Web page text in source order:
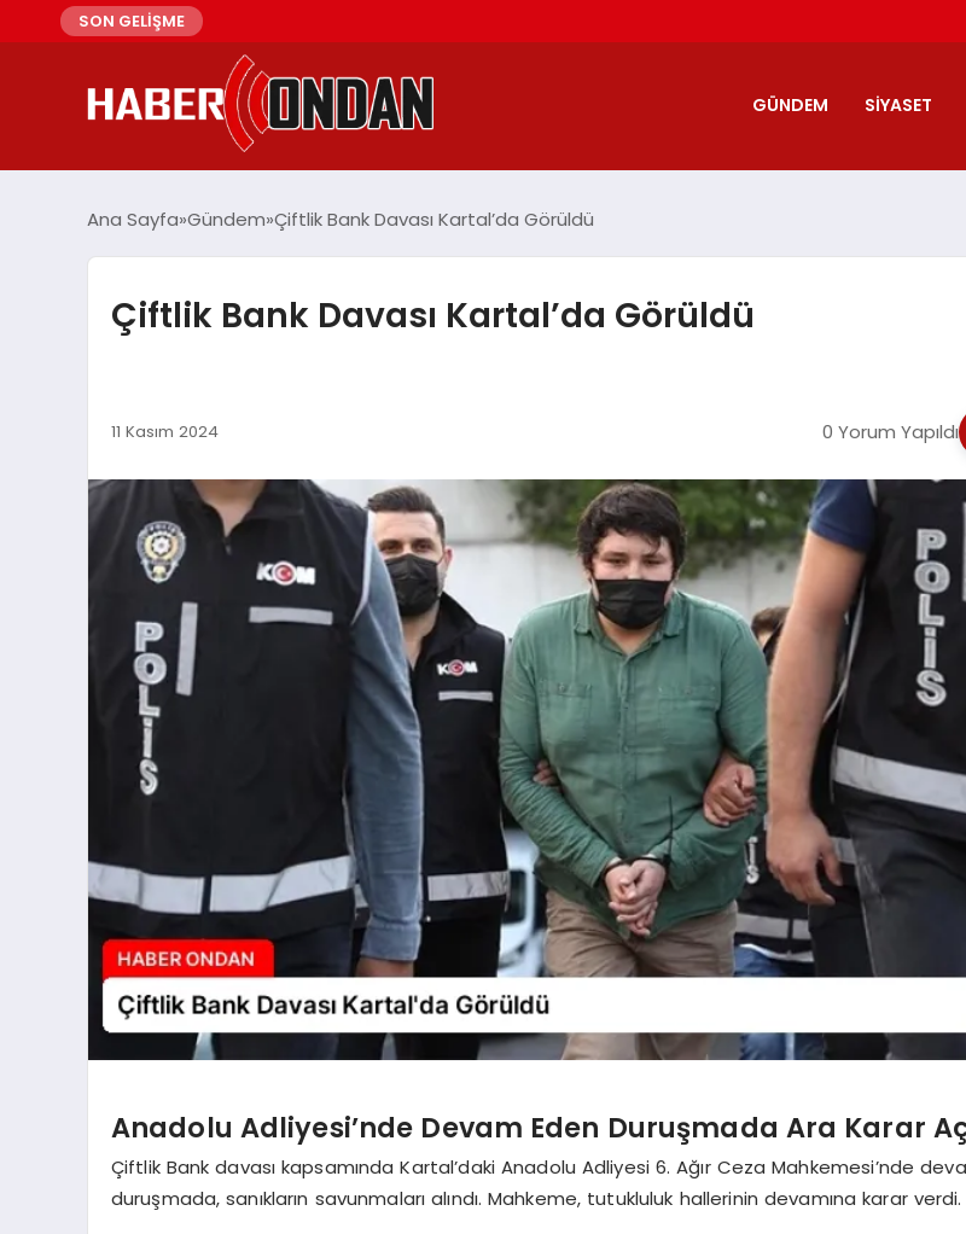
SON GELİŞME
GÜNDEM SIYASET
Ana Sayfa Gündem Çiftlik Bank Davası Kartal’da Görüldü
Çiftlik Bank Davası Kartal’da Görüldü
11 Kasım 2024 0 Yorum Yapıldı
Anadolu Adliyesi’nde Devam Eden Duruşmada Ara Karar
Çiftlik Bank davası kapsamında Kartal’daki Anadolu Adliyesi 6. Ağır Ceza Mahkemesi’nde
duruşmada, sanıkların savunmaları alındı. Mahkeme, tutukluluk hallerinin devamına karar verdi.